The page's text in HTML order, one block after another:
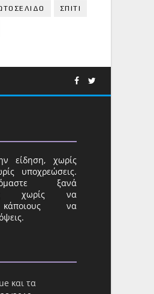
ΣΠΙΤΙ
είδηση, χωρίς
υποχρεώσεις.
ξανά
χωρίς να
να
και τα